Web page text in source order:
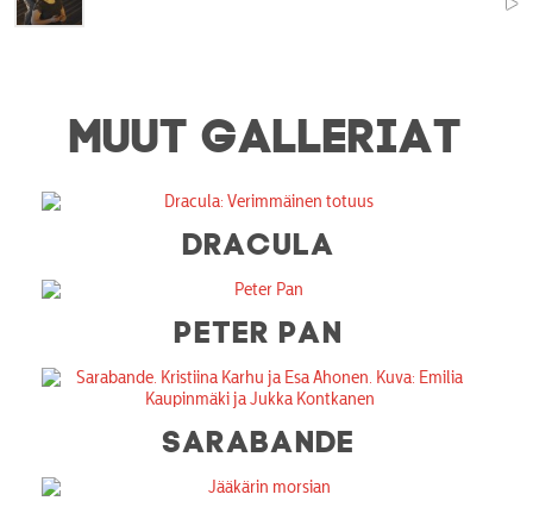
MUUT GALLERIAT
DRACULA
PETER PAN
SARABANDE